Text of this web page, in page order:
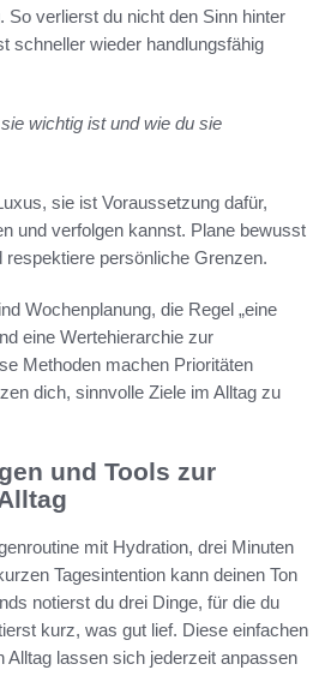
So verlierst du nicht den Sinn hinter
schneller wieder handlungsfähig
wichtig ist und wie du sie
sie ist Voraussetzung dafür,
und verfolgen kannst. Plane bewusst
respektiere persönliche Grenzen.
Wochenplanung, die Regel „eine
eine Wertehierarchie zur
Methoden machen Prioritäten
dich, sinnvolle Ziele im Alltag zu
und Tools zur
mit Hydration, drei Minuten
Tagesintention kann deinen Ton
notierst du drei Dinge, für die du
kurz, was gut lief. Diese einfachen
Alltag lassen sich jederzeit anpassen